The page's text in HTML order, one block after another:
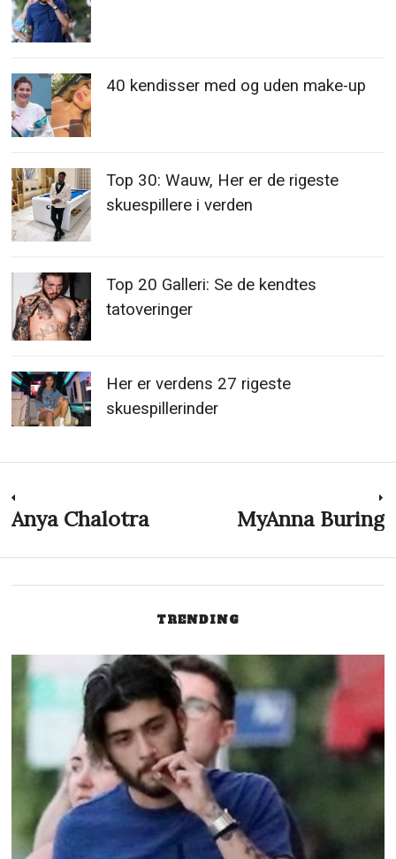
40 kendisser med og uden make-up
Top 30: Wauw, Her er de rigeste
skuespillere i verden
Top 20 Galleri: Se de kendtes
tatoveringer
Her er verdens 27 rigeste
skuespillerinder
Indlægsnavigation
Previous
Anya Chalotra MyAnna Buring
TRENDING